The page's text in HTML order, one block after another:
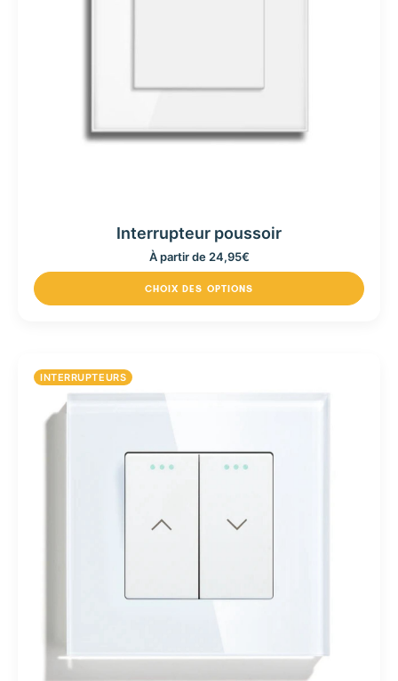
Interrupteur poussoir
À partir de 24,95€
CHOIX DES OPTIONS
INTERRUPTEURS